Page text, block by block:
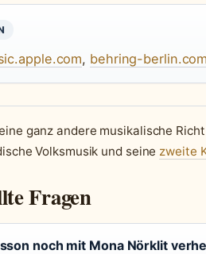
, behring-
ganz andere musikalische
Volksmusik und seine zweite
Fragen
noch mit Mona Nörklit